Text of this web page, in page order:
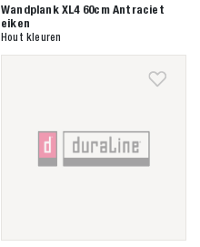
Wandplank XL4 60cm Antraciet
eiken
Hout kleuren